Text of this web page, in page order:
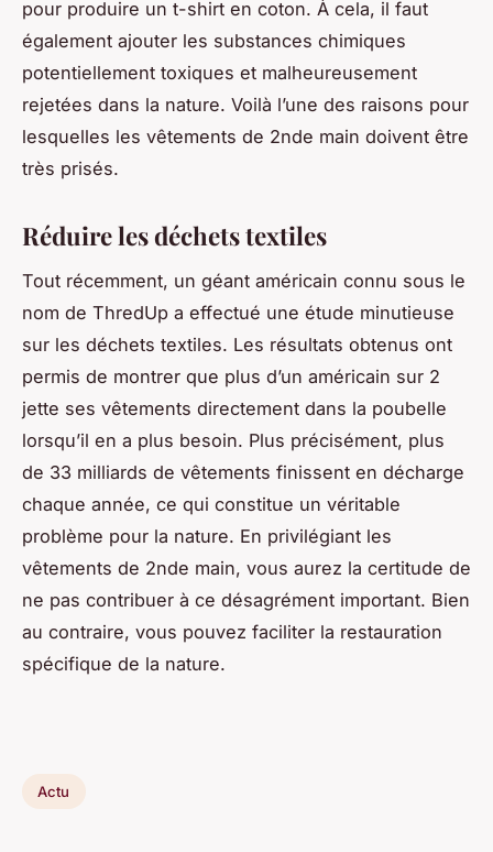
pour produire un t-shirt en coton. À cela, il faut
également ajouter les substances chimiques
potentiellement toxiques et malheureusement
rejetées dans la nature. Voilà l’une des raisons pour
lesquelles les vêtements de 2nde main doivent être
très prisés.
Réduire les déchets textiles
Tout récemment, un géant américain connu sous le
nom de ThredUp a effectué une étude minutieuse
sur les déchets textiles. Les résultats obtenus ont
permis de montrer que plus d’un américain sur 2
jette ses vêtements directement dans la poubelle
lorsqu’il en a plus besoin. Plus précisément, plus
de 33 milliards de vêtements finissent en décharge
chaque année, ce qui constitue un véritable
problème pour la nature. En privilégiant les
vêtements de 2nde main, vous aurez la certitude de
ne pas contribuer à ce désagrément important. Bien
au contraire, vous pouvez faciliter la restauration
spécifique de la nature.
Actu